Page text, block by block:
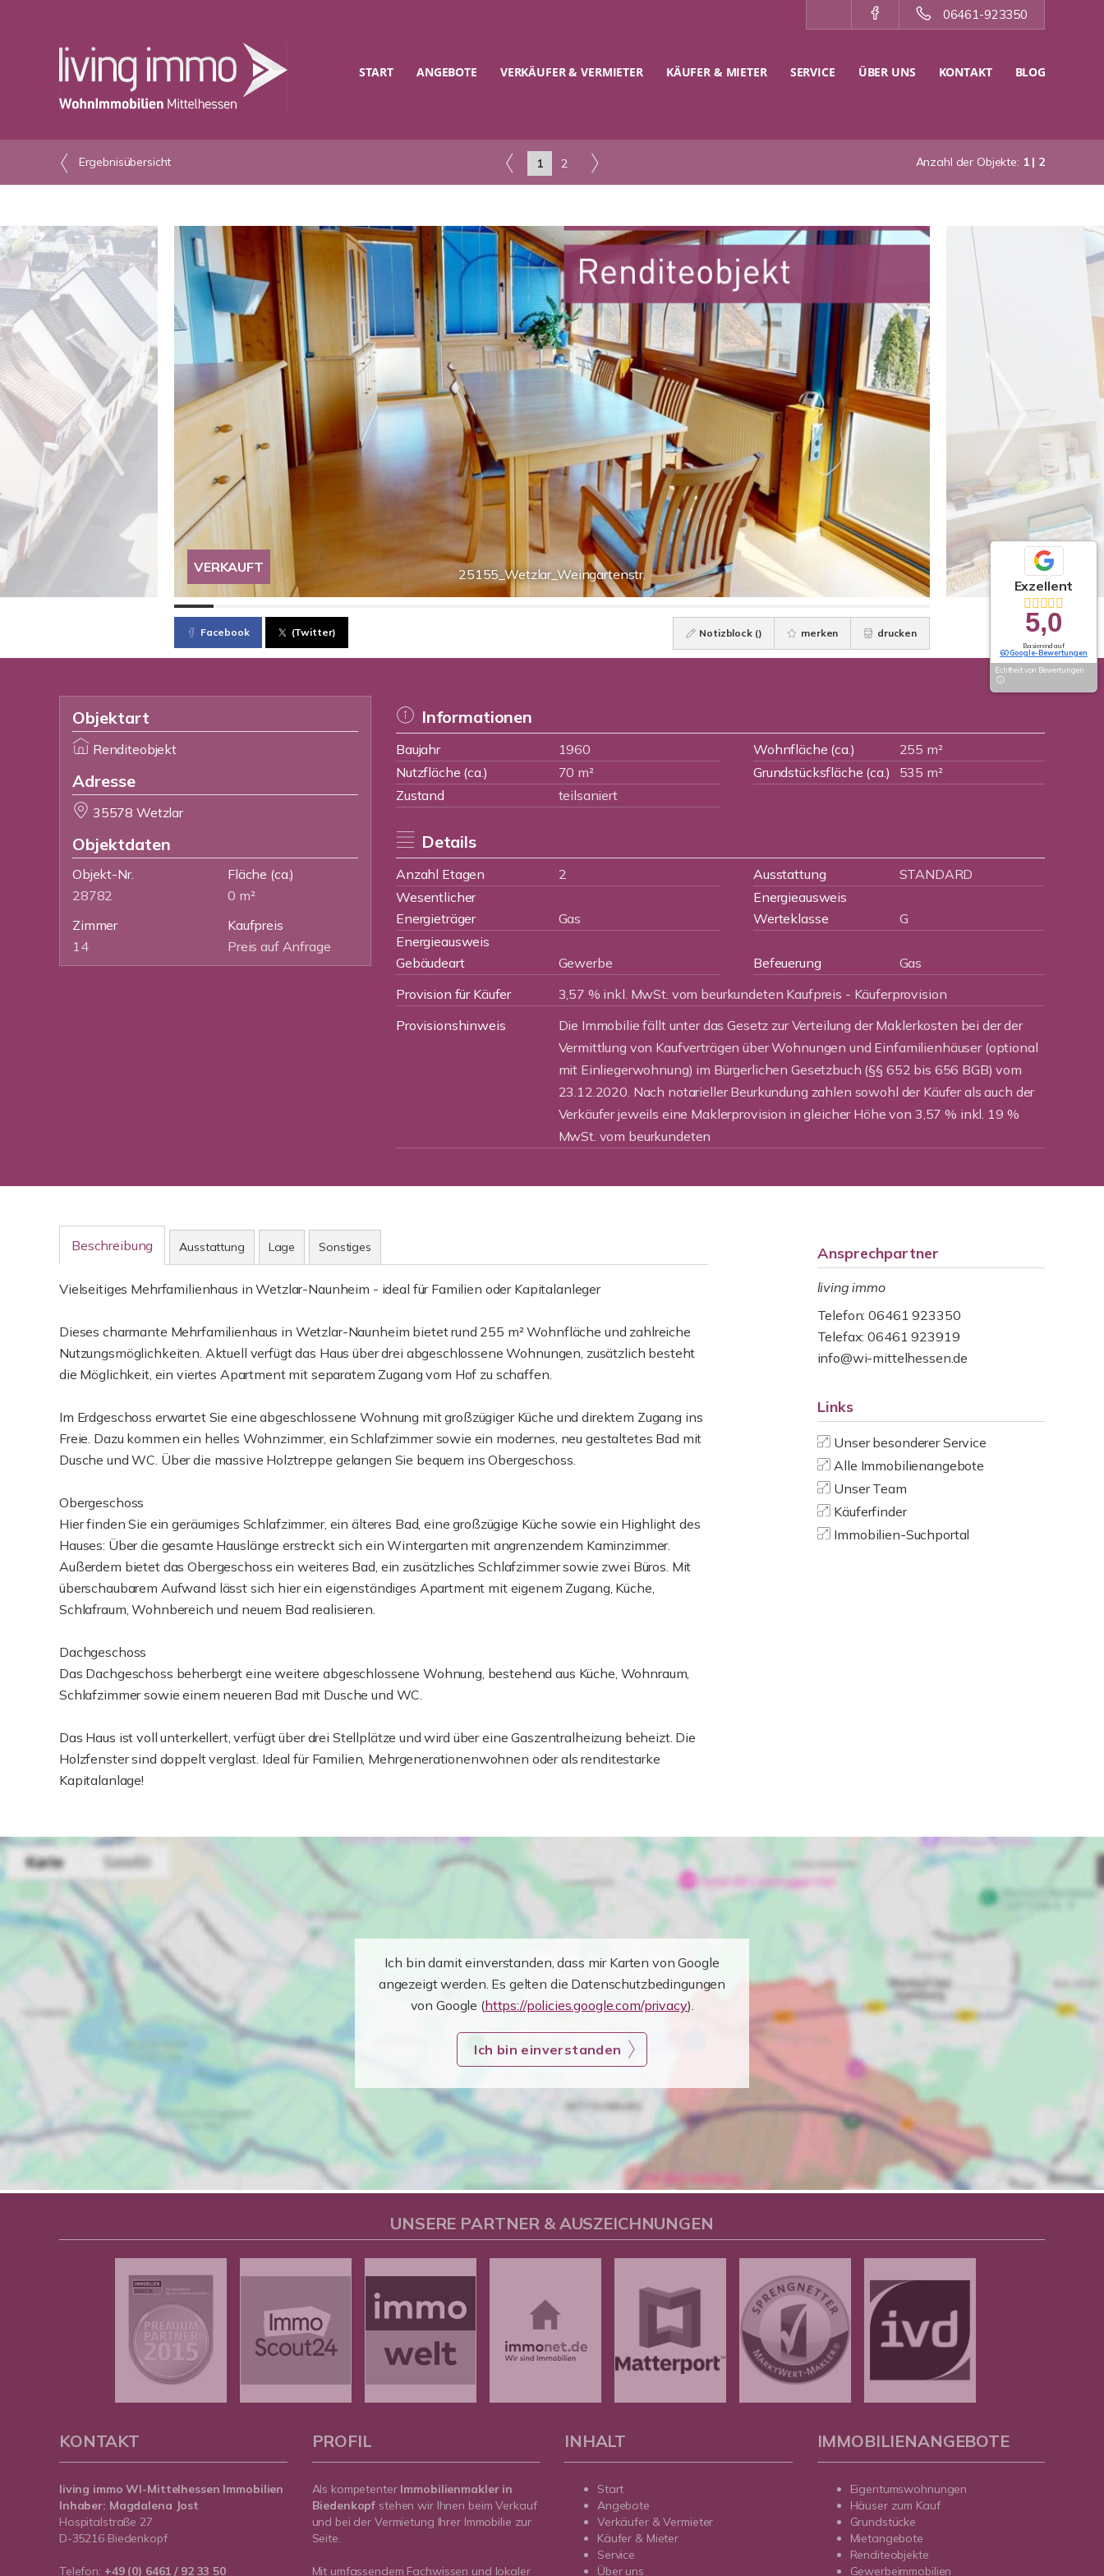
06461-923350
START ANGEBOTE VERKÄUFER & VERMIETER KÄUFER & MIETER SERVICE ÜBER UNS KONTAKT BLOG
Ergebnisübersicht 1 2 Anzahl der Objekte: 1 | 2
25155_Wetzlar_Weingartenstr.
VERKAUFT
Facebook (Twitter) Notizblock () merken drucken
Objektart
Renditeobjekt
Adresse
35578 Wetzlar
Objektdaten
Objekt-Nr.
28782
Fläche (ca.)
0 m²
Zimmer
14
Kaufpreis
Preis auf Anfrage
Informationen
Baujahr 1960 Wohnfläche (ca.)
255 m²
Nutzfläche (ca.)
70 m² Grundstücksfläche (ca.)
535 m²
Zustand
teilsaniert
Details
Anzahl Etagen 2 Ausstattung
STANDARD
Wesentlicher
Energieträger
Gas
Energieausweis
Werteklasse
G
Energieausweis
Gebäudeart
Gewerbe Befeuerung
Gas
Provision für Käufer
3,57 % inkl. MwSt. vom beurkundeten Kaufpreis - Käuferprovision
Provisionshinweis
Die Immobilie fällt unter das Gesetz zur Verteilung der Maklerkosten bei der der
Vermittlung von Kaufverträgen über Wohnungen und Einfamilienhäuser (optional
mit Einliegerwohnung) im Bürgerlichen Gesetzbuch (§§ 652 bis 656 BGB) vom
23.12.2020. Nach notarieller Beurkundung zahlen sowohl der Käufer als auch der
Verkäufer jeweils eine Maklerprovision in gleicher Höhe von 3,57 % inkl. 19 %
MwSt. vom beurkundeten
Beschreibung Ausstattung Lage Sonstiges
Vielseitiges Mehrfamilienhaus in Wetzlar-Naunheim - ideal für Familien oder Kapitalanleger
Dieses charmante Mehrfamilienhaus in Wetzlar-Naunheim bietet rund 255 m² Wohnfläche und zahlreiche
Nutzungsmöglichkeiten. Aktuell verfügt das Haus über drei abgeschlossene Wohnungen, zusätzlich besteht
die Möglichkeit, ein viertes Apartment mit separatem Zugang vom Hof zu schaffen.
Im Erdgeschoss erwartet Sie eine abgeschlossene Wohnung mit großzügiger Küche und direktem Zugang ins
Freie. Dazu kommen ein helles Wohnzimmer, ein Schlafzimmer sowie ein modernes, neu gestaltetes Bad mit
Dusche und WC. Über die massive Holztreppe gelangen Sie bequem ins Obergeschoss.
Obergeschoss
Hier finden Sie ein geräumiges Schlafzimmer, ein älteres Bad, eine großzügige Küche sowie ein Highlight des
Hauses: Über die gesamte Hauslänge erstreckt sich ein Wintergarten mit angrenzendem Kaminzimmer.
Außerdem bietet das Obergeschoss ein weiteres Bad, ein zusätzliches Schlafzimmer sowie zwei Büros. Mit
überschaubarem Aufwand lässt sich hier ein eigenständiges Apartment mit eigenem Zugang, Küche,
Schlafraum, Wohnbereich und neuem Bad realisieren.
Dachgeschoss
Das Dachgeschoss beherbergt eine weitere abgeschlossene Wohnung, bestehend aus Küche, Wohnraum,
Schlafzimmer sowie einem neueren Bad mit Dusche und WC.
Das Haus ist voll unterkellert, verfügt über drei Stellplätze und wird über eine Gaszentralheizung beheizt. Die
Holzfenster sind doppelt verglast. Ideal für Familien, Mehrgenerationenwohnen oder als renditestarke
Kapitalanlage!
Ansprechpartner
living immo
Telefon: 06461 923350
Telefax: 06461 923919
info@wi-mittelhessen.de
Links
Unser besonderer Service
Alle Immobilienangebote
Unser Team
Käuferfinder
Immobilien-Suchportal
Ich bin damit einverstanden, dass mir Karten von Google
angezeigt werden. Es gelten die Datenschutzbedingungen
von Google (https://policies.google.com/privacy).
Ich bin einverstanden
Exzellent
5,0
Basierend auf
60 Google-Bewertungen
Echtheit von Bewertungen
UNSERE PARTNER & AUSZEICHNUNGEN
KONTAKT
living immo WI-Mittelhessen Immobilien
Inhaber: Magdalena Jost
Hospitalstraße 27
D-35216 Biedenkopf
Telefon: +49 (0) 6461 / 92 33 50
PROFIL
Als kompetenter Immobilienmakler in
Biedenkopf stehen wir Ihnen beim Verkauf
und bei der Vermietung Ihrer Immobilie zur
Seite.
Mit umfassendem Fachwissen und lokaler
INHALT
Start
Angebote
Verkäufer & Vermieter
Käufer & Mieter
Service
Über uns
IMMOBILIENANGEBOTE
Eigentumswohnungen
Häuser zum Kauf
Grundstücke
Mietangebote
Renditeobjekte
Gewerbeimmobilien